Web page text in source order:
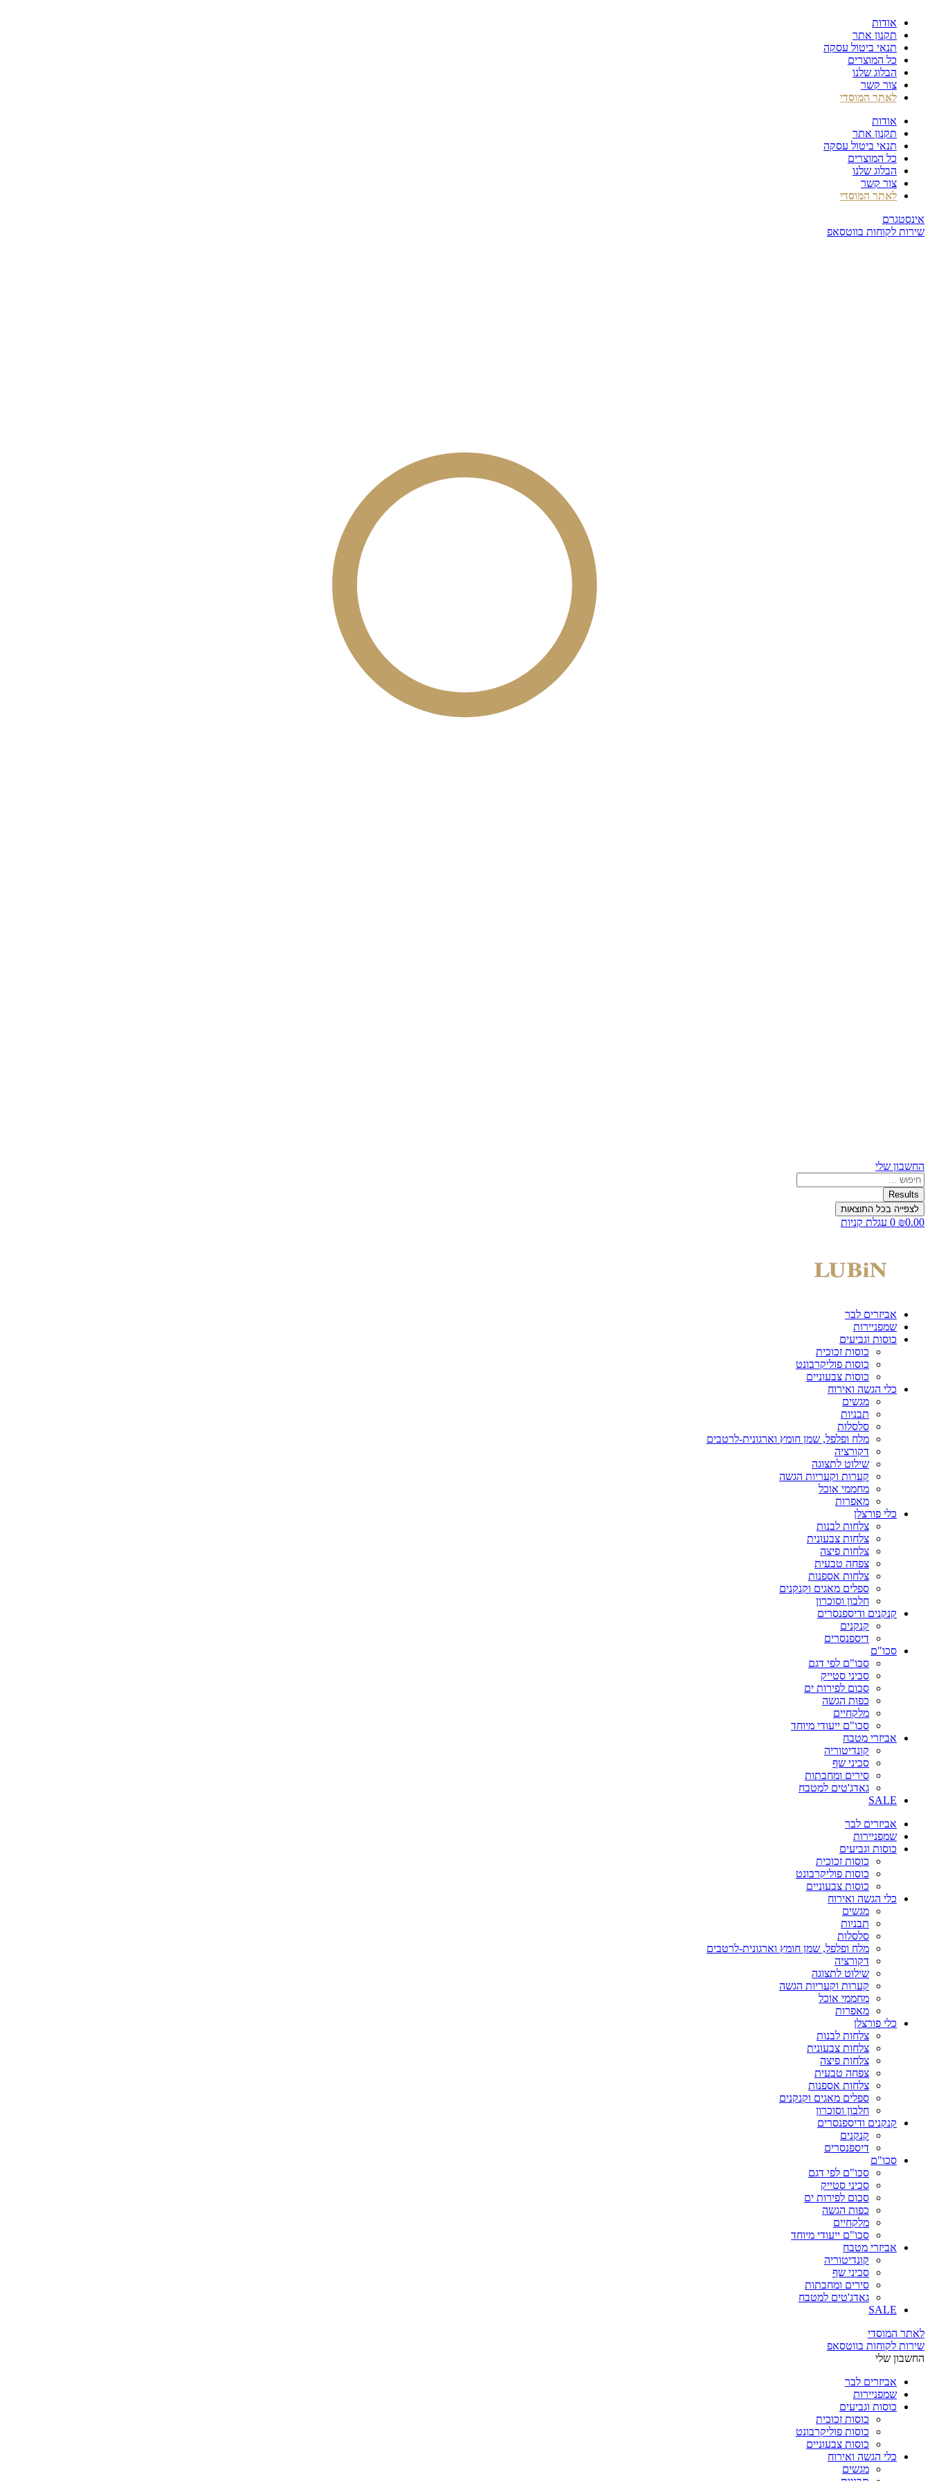
לתוכן
אודות
תקנון אתר
תנאי ביטול עסקה
כל המוצרים
הבלוג שלנו
צור קשר
לאתר המוסדי
אודות
תקנון אתר
תנאי ביטול עסקה
כל המוצרים
הבלוג שלנו
צור קשר
לאתר המוסדי
אינסטגרם
שירות לקוחות בווטסאפ
החשבון שלי
Search
...
Results
לצפייה בכל התוצאות
₪0.00
0 עגלת קניות
אביזרים לבר
שמפניירות
כוסות וגביעים
כוסות זכוכית
כוסות פוליקרבונט
כוסות צבעוניים
כלי הגשה ואירוח
מגשים
תבניות
סלסלות
מלח ופלפל, שמן חומץ וארגונית-לרטבים
דקורציה
שילוט לתצוגה
קערות וקעריות הגשה
מחממי אוכל
מאפרות
כלי פורצלן
צלחות לבנות
צלחות צבעונית
צלחות פיצה
צפחה טבעית
צלחות אספנות
ספלים מאגים וקנקנים
חלבון וסוכרון
קנקנים ודיספנסרים
קנקנים
דיספנסרים
סכו"ם
סכו"ם לפי דגם
סכיני סטייק
סכום לפירות ים
כפות הגשה
מלקחיים
סכו"ם ייעודי מיוחד
אביזרי מטבח
קונדיטוריה
סכיני שף
סירים ומחבתות
גאדג'טים למטבח
SALE
אביזרים לבר
שמפניירות
כוסות וגביעים
כוסות זכוכית
כוסות פוליקרבונט
כוסות צבעוניים
כלי הגשה ואירוח
מגשים
תבניות
סלסלות
מלח ופלפל, שמן חומץ וארגונית-לרטבים
דקורציה
שילוט לתצוגה
קערות וקעריות הגשה
מחממי אוכל
מאפרות
כלי פורצלן
צלחות לבנות
צלחות צבעונית
צלחות פיצה
צפחה טבעית
צלחות אספנות
ספלים מאגים וקנקנים
חלבון וסוכרון
קנקנים ודיספנסרים
קנקנים
דיספנסרים
סכו"ם
סכו"ם לפי דגם
סכיני סטייק
סכום לפירות ים
כפות הגשה
מלקחיים
סכו"ם ייעודי מיוחד
אביזרי מטבח
קונדיטוריה
סכיני שף
סירים ומחבתות
גאדג'טים למטבח
SALE
לאתר המוסדי
שירות לקוחות בווטסאפ
החשבון שלי
אביזרים לבר
שמפניירות
כוסות וגביעים
כוסות זכוכית
כוסות פוליקרבונט
כוסות צבעוניים
כלי הגשה ואירוח
מגשים